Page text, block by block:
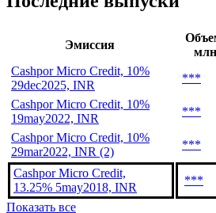
Условия конвертации
Последние выпуски
Эмиссия
млн
Cashpor Micro Credit, 10%
29dec2025, INR
Cashpor Micro Credit, 10%
19may2022, INR
***
Cashpor Micro Credit, 10%
29mar2022, INR (2)
***